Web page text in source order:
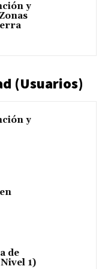
y
(Usuarios)
y
de
1)